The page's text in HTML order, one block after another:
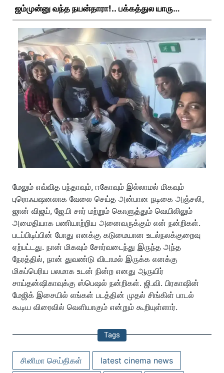
ஜம்முன்னு வந்த நயன்தாரா!.. பக்கத்துல யாரு
பாருங்க!..
மேலும் எவ்வித பந்தாவும், ஈகோவும் இல்லாமல் மிகவும்
புரொஃபஷனலாக வேலை செய்த அன்பான நடிகை அஞ்சலி,
ஜான் விஜய், ஜே.பி சார் மற்றும் கொளுத்தும் வெயிலிலும்
அமைதியாக பணியாற்றிய அனைவருக்கும் என் நன்றிகள்.
படப்பிடிப்பின் போது எனக்கு கடுமையான உடல்நலக்குறைவு
ஏற்பட்டது. நான் மிகவும் சோர்வடைந்து இருந்த அந்த
நேரத்தில், நான் துவண்டு விடாமல் இருக்க எனக்கு
மிகப்பெரிய பலமாக உடன் நின்ற எனது ஆருயிர்
சாய்தன்ஷிகாவுக்கு ஸ்பெஷல் நன்றிகள். ஜி.வி. பிரகாஷின்
மேஜிக் இசையில் எங்கள் படத்தின் முதல் சிங்கிள் பாடல்
கூடிய விரைவில் வெளியாகும் என்றும் கூறியுள்ளார்.
Tags
சினிமா செய்திகள்
latest cinema news